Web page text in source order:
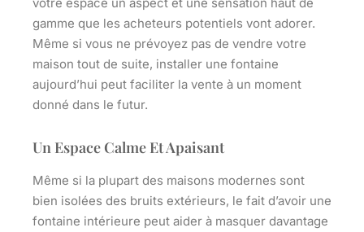
gamme que les acheteurs potentiels vont adorer.
Même si vous ne prévoyez pas de vendre votre
maison tout de suite, installer une fontaine
aujourd’hui peut faciliter la vente à un moment
donné dans le futur.
Un Espace Calme Et Apaisant
Même si la plupart des maisons modernes sont
bien isolées des bruits extérieurs, le fait d’avoir une
fontaine intérieure peut aider à masquer davantage